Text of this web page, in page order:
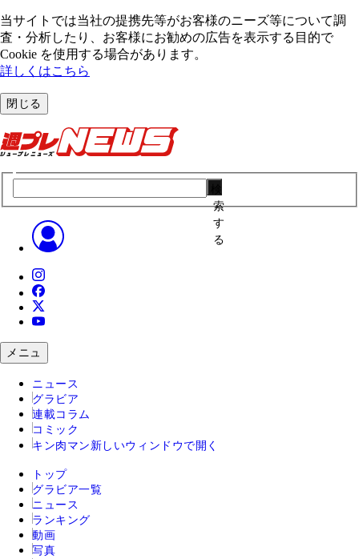
当サイトでは当社の提携先等がお客様のニーズ等について調
査・分析したり、お客様にお勧めの広告を表⽰する⽬的で
Cookie を使⽤する場合があります。
詳しくはこちら
閉じる
索
す
る
メニュ
ニュース
グラビア
連載コラム
コミック
キン肉マン 新しいウィンドウで開く
トップ
グラビア一覧
ニュース
ランキング
動画
写真